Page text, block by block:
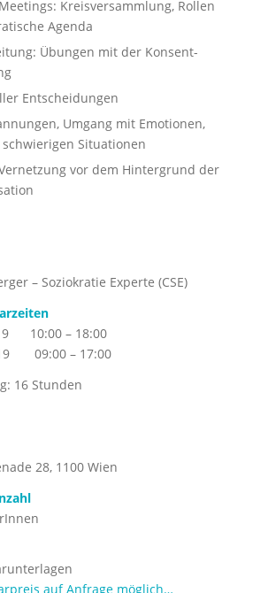
Kreisversammlung, Rollen
Agenda
Übungen mit der Konsent-
Entscheidungen
Umgang mit Emotionen,
Situationen
vor dem Hintergrund der
– Soziokratie Experte (CSE)
10:00 – 18:00
09:00 – 17:00
16 Stunden
28, 1100 Wien
auf Anfrage möglich…